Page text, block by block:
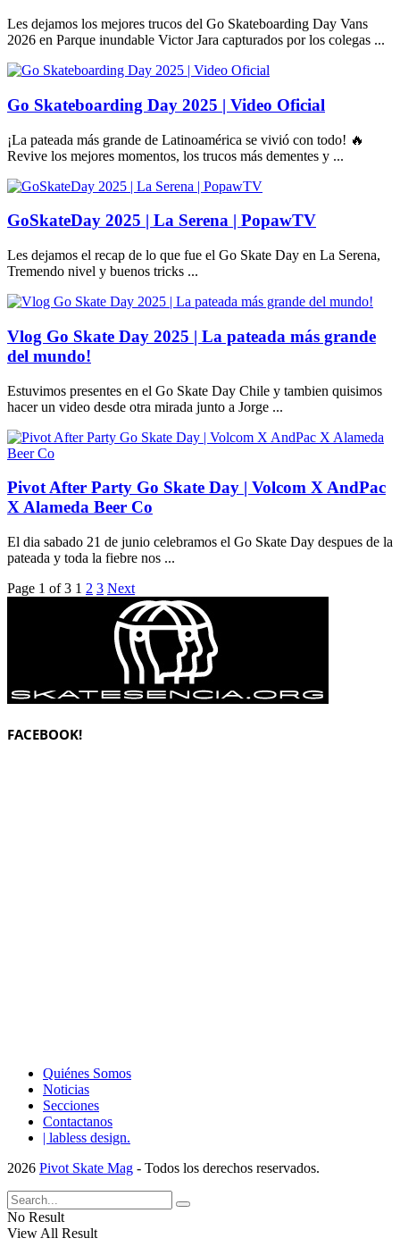
Les dejamos los mejores trucos del Go Skateboarding Day Vans
2026 en Parque inundable Victor Jara capturados por los colegas ...
Go Skateboarding Day 2025 | Video Oficial
¡La pateada más grande de Latinoamérica se vivió con todo! 🔥
Revive los mejores momentos, los trucos más dementes y ...
GoSkateDay 2025 | La Serena | PopawTV
Les dejamos el recap de lo que fue el Go Skate Day en La Serena,
Tremendo nivel y buenos tricks ...
Vlog Go Skate Day 2025 | La pateada más grande
del mundo!
Estuvimos presentes en el Go Skate Day Chile y tambien quisimos
hacer un video desde otra mirada junto a Jorge ...
Pivot After Party Go Skate Day | Volcom X AndPac
X Alameda Beer Co
El dia sabado 21 de junio celebramos el Go Skate Day despues de la
pateada y toda la fiebre nos ...
Page 1 of 3 1 2 3 Next
FACEBOOK!
Quiénes Somos
Noticias
Secciones
Contactanos
| labless design.
2026 Pivot Skate Mag - Todos los derechos reservados.
No Result
View All Result